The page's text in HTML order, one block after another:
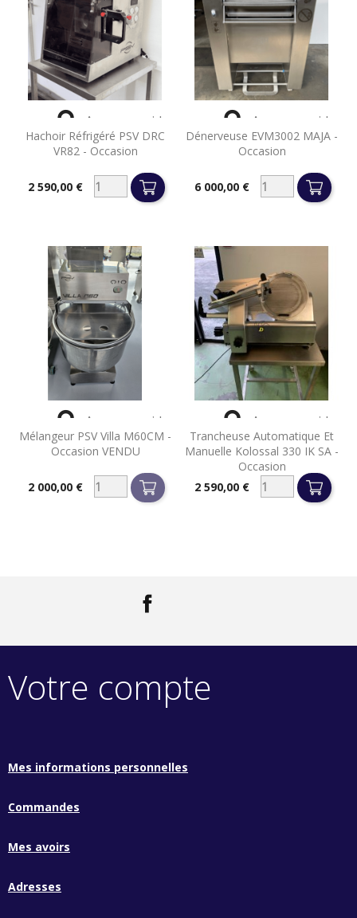
Hachoir Réfrigéré PSV DRC
VR82 - Occasion
Prix2 590,00 €
 Aperçu rapide
Dénerveuse EVM3002 MAJA -
Occasion
Prix6 000,00 €
 Aperçu rapide
Mélangeur PSV Villa M60CM -
Occasion VENDU
Prix2 000,00 €
 Aperçu rapide
Trancheuse Automatique Et
Manuelle Kolossal 330 IK SA -
Occasion
Prix2 590,00 €
 Aperçu rapide
Votre compte
Mes informations personnelles
Commandes
Mes avoirs
Adresses